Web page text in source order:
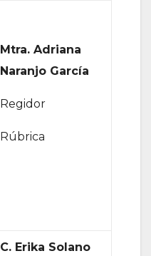
Mtra. Adriana
Naranjo García
Regidor
Rúbrica
C. Erika Solano